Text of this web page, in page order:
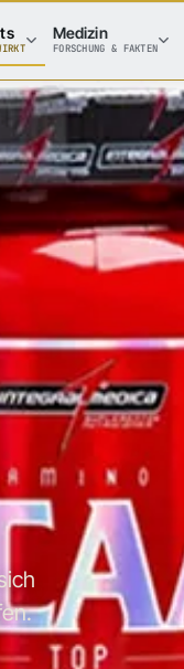
Medizin
FORSCHUNG & FAKTEN